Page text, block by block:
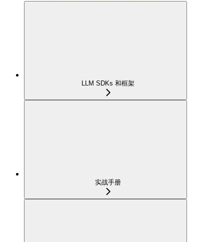
LLM SDKs 和框架
实战手册